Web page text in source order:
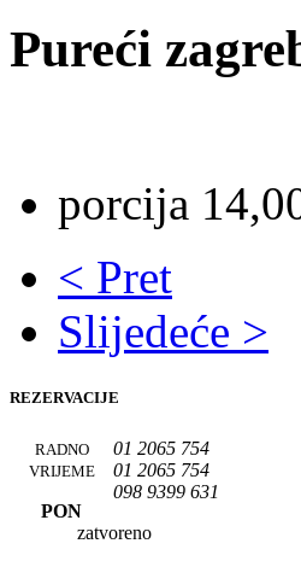
Pureći
porcija
< Pret
Slijedeće >
REZERVACIJE
01 2065 754
01 2065 754
098 9399 631
RADNO
VRIJEME
PON
zatvoreno